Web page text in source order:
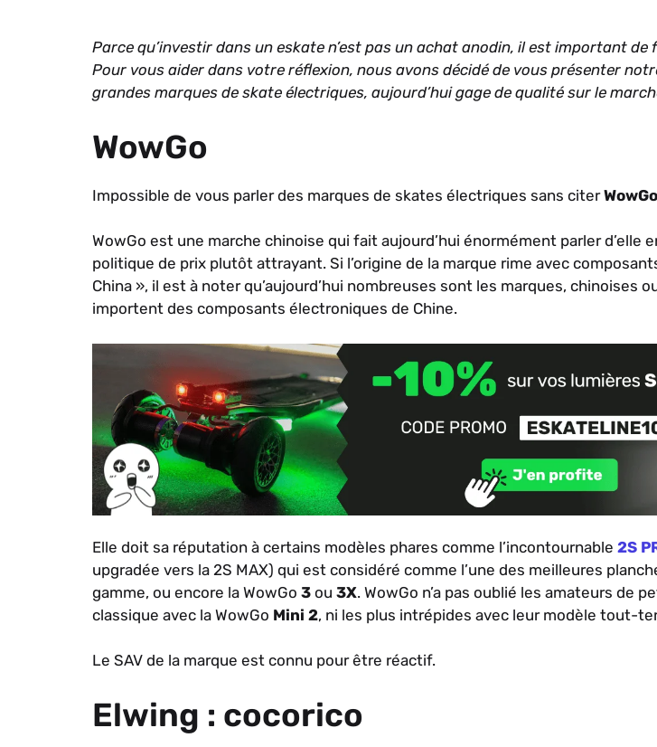
Parce qu’investir dans un eskate n’est pas un achat anodin, il est important de
Pour vous aider dans votre réflexion, nous avons décidé de vous présenter
grandes marques de skate électriques, aujourd’hui gage de qualité sur le
WowGo
Impossible de vous parler des marques de skates électriques sans citerWowGo
WowGo est une marche chinoise qui fait aujourd’hui énormément parler d’elle
politique de prix plutôt attrayant. Si l’origine de la marque rime avec
China », il est à noter qu’aujourd’hui nombreuses sont les marques, chinoises
importent des composants électroniques de Chine.
Elle doit sa réputation à certains modèles phares comme l’incontournable 2S
upgradée vers la 2S MAX) qui est considéré comme l’une des meilleures
gamme, ou encore la WowGo 3 ou 3X. WowGo n’a pas oublié les amateurs de
classique avec la WowGo Mini 2, ni les plus intrépides avec leur modèle tout-
Le SAV de la marque est connu pour être réactif.
Elwing : cocorico